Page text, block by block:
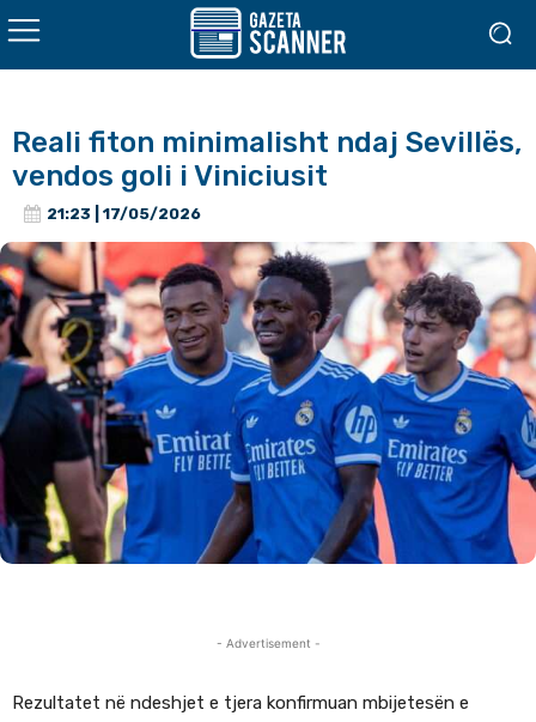
Reali fiton minimalisht ndaj Sevillës,
vendos goli i Viniciusit
21:23 | 17/05/2026
- Advertisement -
Rezultatet në ndeshjet e tjera konfirmuan mbijetesën e